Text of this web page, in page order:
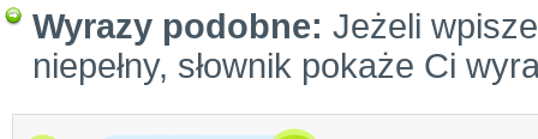
Wyrazy podobne: Jeżeli
niepełny, słownik pokaże Ci